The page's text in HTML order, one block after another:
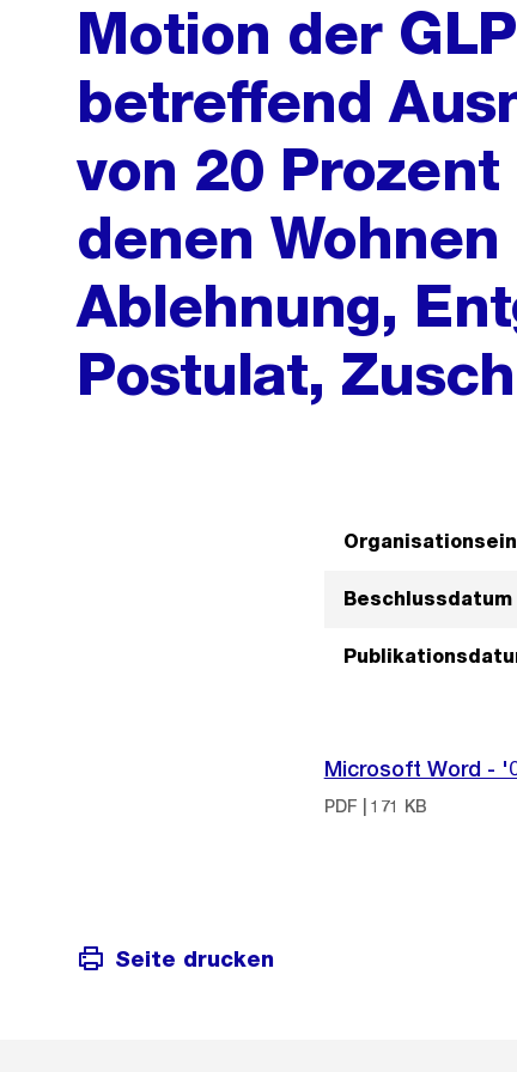
Motion der
betreffend
von 20
denen
Ablehnung,
Postulat,
Beschlussdatum
Microsoft Word -
PDF | 171 KB
Seite drucken